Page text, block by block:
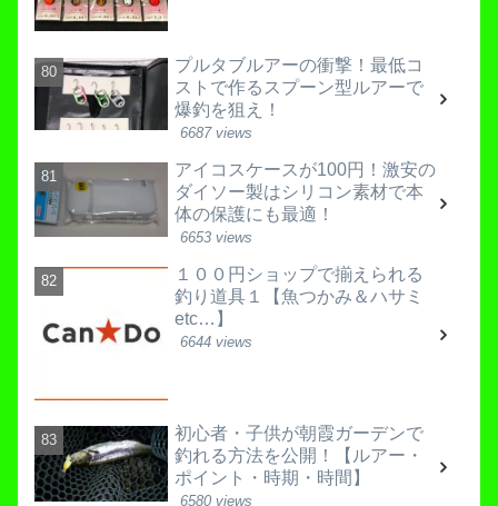
プルタブルアーの衝撃！最低コ
ストで作るスプーン型ルアーで
爆釣を狙え！
6687 views
アイコスケースが100円！激安の
ダイソー製はシリコン素材で本
体の保護にも最適！
6653 views
１００円ショップで揃えられる
釣り道具１【魚つかみ＆ハサミ
etc…】
6644 views
初心者・子供が朝霞ガーデンで
釣れる方法を公開！【ルアー・
ポイント・時期・時間】
6580 views